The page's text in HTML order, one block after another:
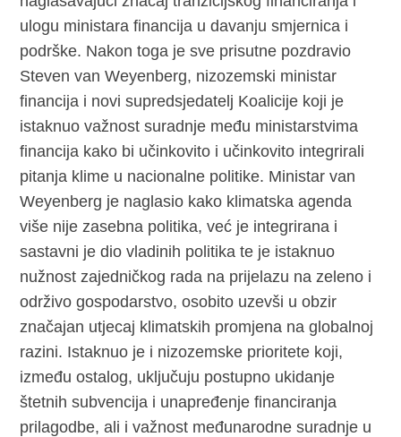
ulogu ministara financija u davanju smjernica i
podrške. Nakon toga je sve prisutne pozdravio
Steven van Weyenberg, nizozemski ministar
financija i novi supredsjedatelj Koalicije koji je
istaknuo važnost suradnje među ministarstvima
financija kako bi učinkovito i učinkovito integrirali
pitanja klime u nacionalne politike. Ministar van
Weyenberg je naglasio kako klimatska agenda
više nije zasebna politika, već je integrirana i
sastavni je dio vladinih politika te je istaknuo
nužnost zajedničkog rada na prijelazu na zeleno i
održivo gospodarstvo, osobito uzevši u obzir
značajan utjecaj klimatskih promjena na globalnoj
razini. Istaknuo je i nizozemske prioritete koji,
između ostalog, uključuju postupno ukidanje
štetnih subvencija i unapređenje financiranja
prilagodbe, ali i važnost međunarodne suradnje u